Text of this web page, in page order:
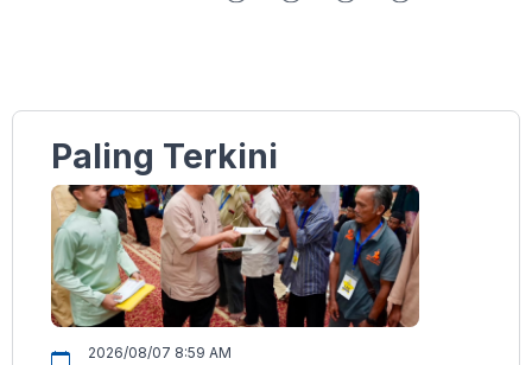
Paling Terkini
2026/08/07 8:59 AM